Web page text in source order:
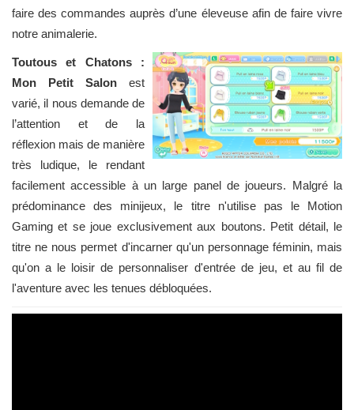
faire des commandes auprès d’une éleveuse afin de faire vivre
notre animalerie.
Toutous et Chatons :
Mon Petit Salon est
varié, il nous demande de
l’attention et de la
réflexion mais de manière
très ludique, le rendant
facilement accessible à un large panel de joueurs. Malgré la
prédominance des minijeux, le titre n'utilise pas le Motion
Gaming et se joue exclusivement aux boutons. Petit détail, le
titre ne nous permet d'incarner qu'un personnage féminin, mais
qu'on a le loisir de personnaliser d'entrée de jeu, et au fil de
l'aventure avec les tenues débloquées.